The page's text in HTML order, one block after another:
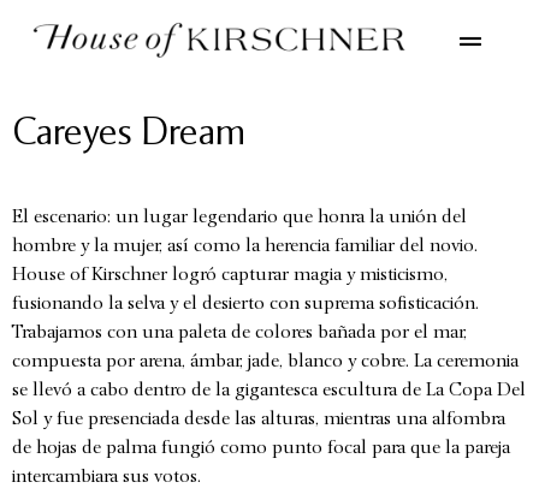
Careyes Dream
El escenario: un lugar legendario que honra la unión del
hombre y la mujer, así como la herencia familiar del novio.
House of Kirschner logró capturar magia y misticismo,
fusionando la selva y el desierto con suprema sofisticación.
Trabajamos con una paleta de colores bañada por el mar,
compuesta por arena, ámbar, jade, blanco y cobre. La ceremonia
se llevó a cabo dentro de la gigantesca escultura de La Copa Del
Sol y fue presenciada desde las alturas, mientras una alfombra
de hojas de palma fungió como punto focal para que la pareja
intercambiara sus votos.